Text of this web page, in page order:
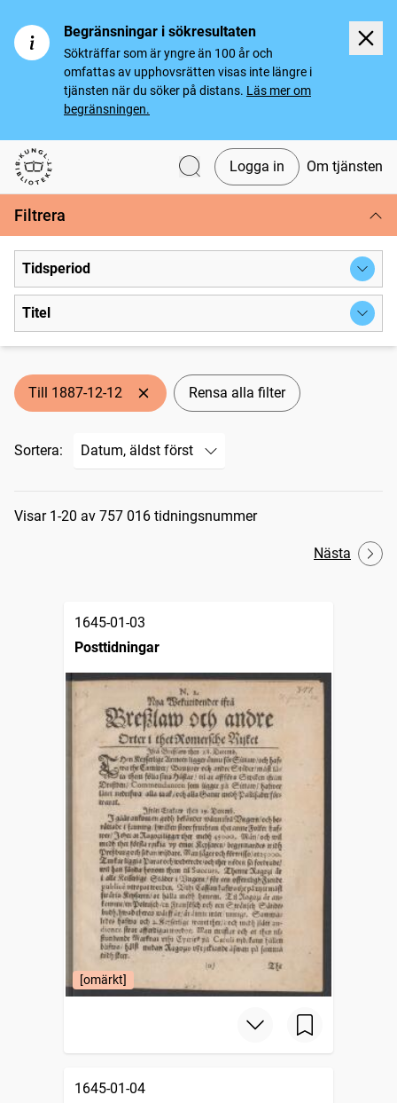
Begränsningar i sökresultaten
Sökträffar som är yngre än 100 år och
omfattas av upphovsrätten visas inte längre i
tjänsten när du söker på distans. Läs mer om
begränsningen.
Svenska tidningar
Logga in Om tjänsten
Filtrera
Tidsperiod
Titel
Till 1887-12-12 Rensa alla filter
Sortera:
Sökresultat
Visar 1-20 av 757 016 tidningsnummer
Nästa
1645-01-03
Posttidningar
[omärkt]
1645-01-04